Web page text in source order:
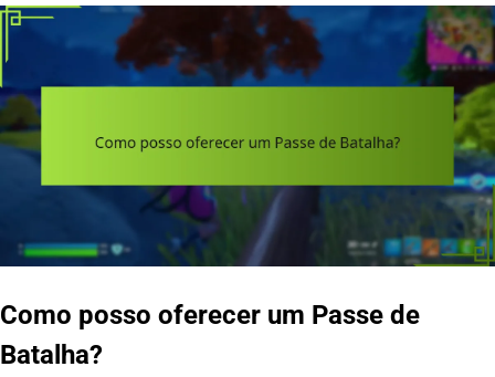
Como posso oferecer um Passe de
Batalha?